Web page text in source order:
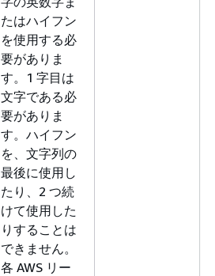
たはハイフン
を使用する必
要がありま
す。1 字目は
文字である必
要がありま
す。ハイフン
を、文字列の
最後に使用し
たり、2 つ続
けて使用した
りすることは
できません。
各 AWS リー